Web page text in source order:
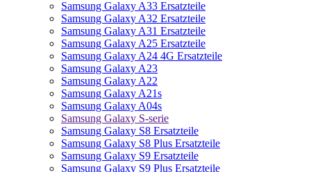
Samsung Galaxy A33 Ersatzteile
Samsung Galaxy A32 Ersatzteile
Samsung Galaxy A31 Ersatzteile
Samsung Galaxy A25 Ersatzteile
Samsung Galaxy A24 4G Ersatzteile
Samsung Galaxy A23
Samsung Galaxy A22
Samsung Galaxy A21s
Samsung Galaxy A04s
Samsung Galaxy S-serie
Samsung Galaxy S8 Ersatzteile
Samsung Galaxy S8 Plus Ersatzteile
Samsung Galaxy S9 Ersatzteile
Samsung Galaxy S9 Plus Ersatzteile